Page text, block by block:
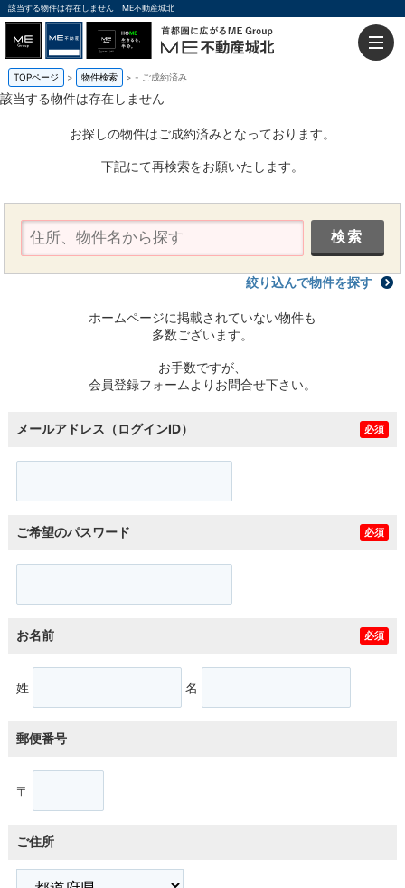
該当する物件は存在しません｜ME不動産城北
TOPページ 物件検索 - ご成約済み
該当する物件は存在しません
お探しの物件はご成約済みとなっております。
下記にて再検索をお願いたします。
絞り込んで物件を探す
ホームページに掲載されていない物件も
多数ございます。
お手数ですが、
会員登録フォームよりお問合せ下さい。
メールアドレス（ログインID） 必須
ご希望のパスワード 必須
お名前 必須
姓 名
郵便番号
〒
ご住所